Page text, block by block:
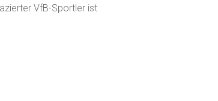
VfB-Sportler ist